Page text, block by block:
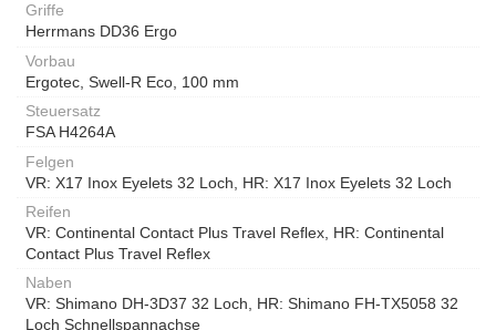
Griffe
Herrmans DD36 Ergo
Vorbau
Ergotec, Swell-R Eco, 100 mm
Steuersatz
FSA H4264A
Felgen
VR: X17 Inox Eyelets 32 Loch, HR: X17 Inox Eyelets 32 Loch
Reifen
VR: Continental Contact Plus Travel Reflex, HR: Continental
Contact Plus Travel Reflex
Naben
VR: Shimano DH-3D37 32 Loch, HR: Shimano FH-TX5058 32
Loch Schnellspannachse